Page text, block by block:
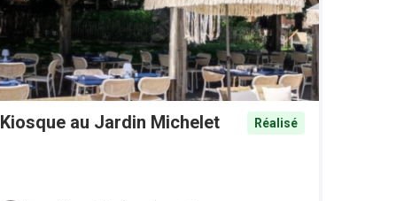
Kiosque au Jardin Michelet Réalisé